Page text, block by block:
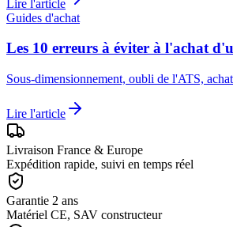
Lire l'article
Guides d'achat
Les 10 erreurs à éviter à l'achat
Sous-dimensionnement, oubli de l'ATS,
Lire l'article
Livraison France & Europe
Expédition rapide, suivi en temps réel
Garantie 2 ans
Matériel CE, SAV constructeur